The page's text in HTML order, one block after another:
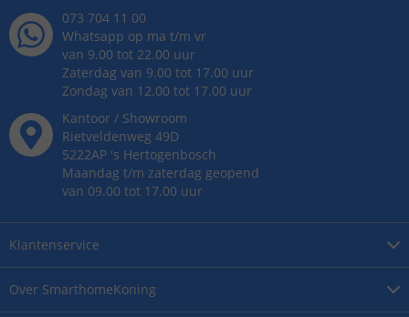
Over SmarthomeKoning
Klantenservice
073 704 11 00
Whatsapp op ma t/m vr
van 9.00 tot 22.00 uur
Zaterdag van 9.00 tot 17.00 uur
Zondag van 12.00 tot 17.00 uur
Kantoor / Showroom
Rietveldenweg 49D
5222AP 's Hertogenbosch
Maandag t/m zaterdag geopend
van 09.00 tot 17.00 uur